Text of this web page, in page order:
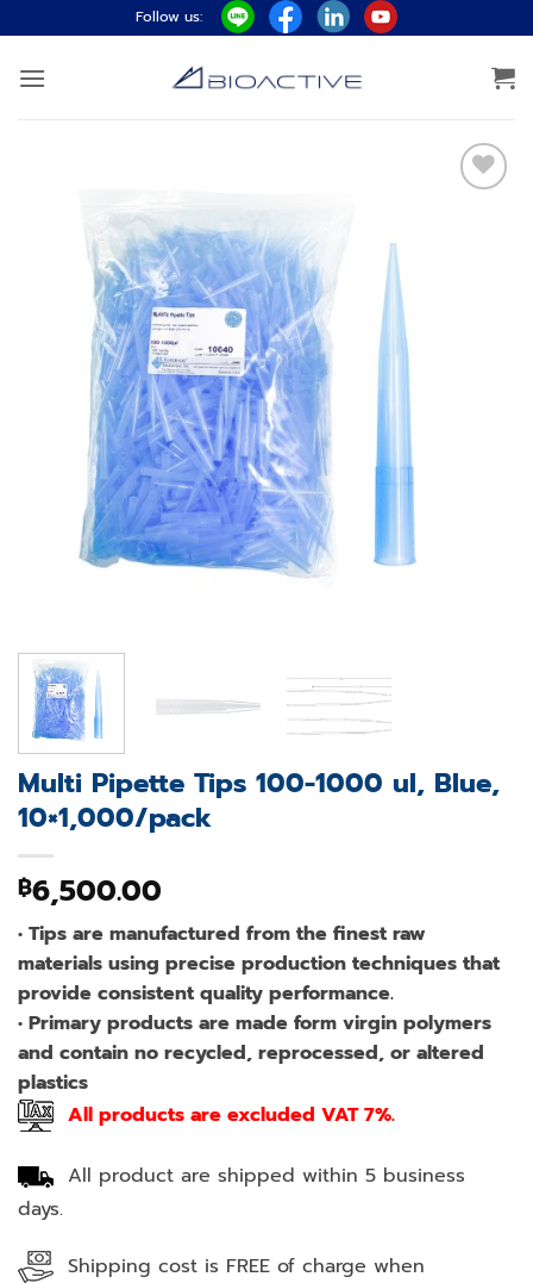
ไป
ยัง
Follow us:
Multi Pipette Tips 100-1000 ul, Blue,
10×1,000/pack
฿6,500.00
• Tips are manufactured from the finest raw
materials using precise production techniques that
provide consistent quality performance.
• Primary products are made form virgin polymers
and contain no recycled, reprocessed, or altered
plastics
All products are excluded VAT 7%.
All product are shipped within 5 business
days.
Shipping cost is FREE of charge when